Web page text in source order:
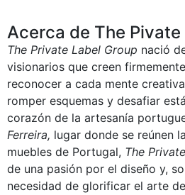
Acerca de The Pivate
The Private Label Group nació
visionarios que creen
reconocer a cada mente
romper esquemas y desafiar
corazón de la artesanía
Ferreira, lugar donde se reúnen
muebles de Portugal, The
de una pasión por el diseño y,
necesidad de glorificar el arte